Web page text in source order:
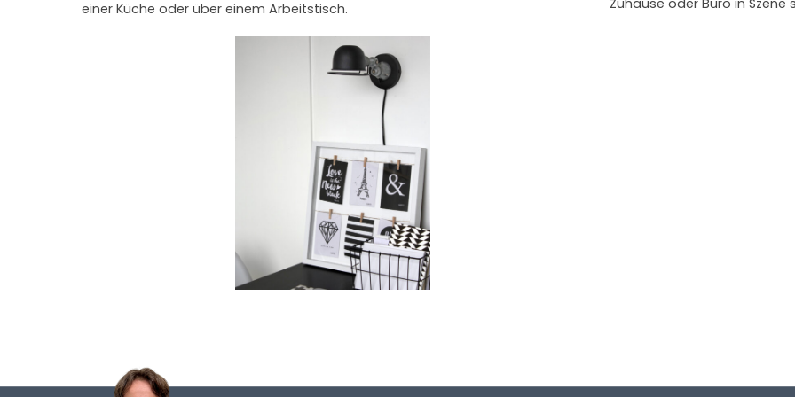
einer Küche oder über einem Arbeitstisch.
Zuhause oder Büro in Szene